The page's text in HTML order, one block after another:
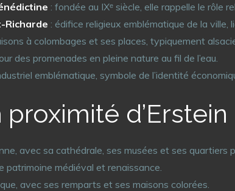
: fondée au IXᵉ siècle, elle rappelle le rôle
Richarde : édifice religieux emblématique de la ville,
à colombages et ses places, typiquement
des promenades en pleine nature au fil de l’eau.
emblématique, symbole de l’identité
d’Erstein
avec sa cathédrale, ses musées et ses quartiers
patrimoine médiéval et renaissance.
avec ses remparts et ses maisons colorées.